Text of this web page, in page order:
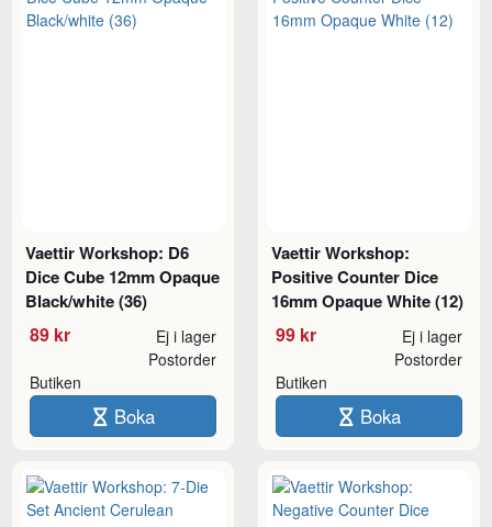
Vaettir Workshop: D6
Dice Cube 12mm Opaque
Black/white (36)
89 kr Ej i lager
Butiken
Postorder
Boka
Vaettir Workshop:
Positive Counter Dice
16mm Opaque White (12)
99 kr Ej i lager
Butiken
Postorder
Boka